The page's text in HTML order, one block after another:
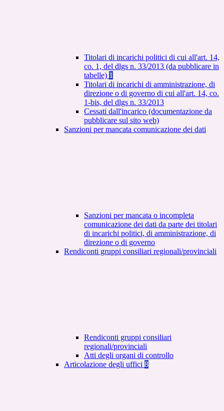
Titolari di incarichi politici di cui all'art. 14,
co. 1, del dlgs n. 33/2013 (da pubblicare in
tabelle) 1
Titolari di incarichi di amministrazione, di
direzione o di governo di cui all'art. 14, co.
1-bis, del dlgs n. 33/2013
Cessati dall'incarico (documentazione da
pubblicare sul sito web)
Sanzioni per mancata comunicazione dei dati
Sanzioni per mancata o incompleta
comunicazione dei dati da parte dei titolari
di incarichi politici, di amministrazione, di
direzione o di governo
Rendiconti gruppi consiliari regionali/provinciali
Rendiconti gruppi consiliari
regionali/provinciali
Atti degli organi di controllo
Articolazione degli uffici 8